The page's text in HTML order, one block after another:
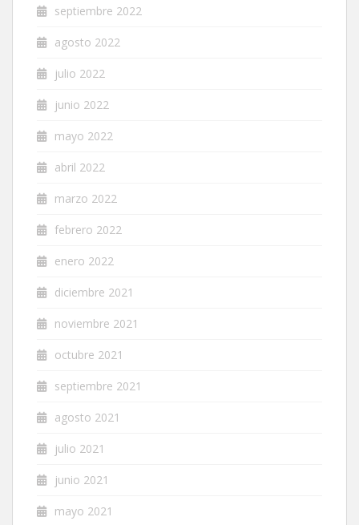
septiembre 2022
agosto 2022
julio 2022
junio 2022
mayo 2022
abril 2022
marzo 2022
febrero 2022
enero 2022
diciembre 2021
noviembre 2021
octubre 2021
septiembre 2021
agosto 2021
julio 2021
junio 2021
mayo 2021